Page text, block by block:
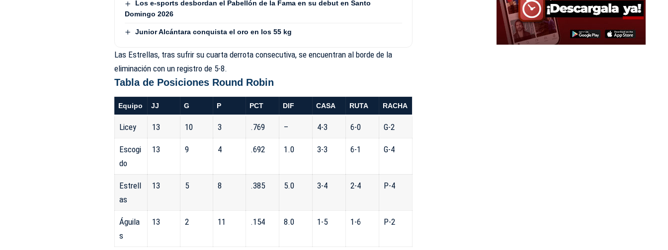
Los e-sports desbordan el Pabellón de la Fama en su debut en Santo
Domingo 2026
Junior Alcántara conquista el oro en los 55 kg
Las Estrellas, tras sufrir su cuarta derrota consecutiva, se encuentran al borde de la
eliminación con un registro de 5-8.
Tabla de Posiciones Round Robin
Equipo JJ G P PCT DIF CASA RUTA RACHA
Licey 13 10 3 .769 – 4-3 6-0 G-2
Escogi
do
13 9 4 .692 1.0 3-3 6-1 G-4
Estrell
as
13 5 8 .385 5.0 3-4 2-4 P-4
Águila
s
13 2 11 .154 8.0 1-5 1-6 P-2